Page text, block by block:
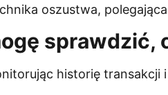
oszustwa,
sprawdzić,
historię